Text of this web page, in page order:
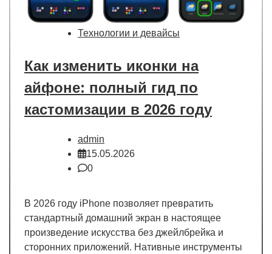
Технологии и девайсы
Как изменить иконки на
айфоне: полный гид по
кастомизации в 2026 году
admin
15.05.2026
0
В 2026 году iPhone позволяет превратить
стандартный домашний экран в настоящее
произведение искусства без джейлбрейка и
сторонних приложений. Нативные инструменты